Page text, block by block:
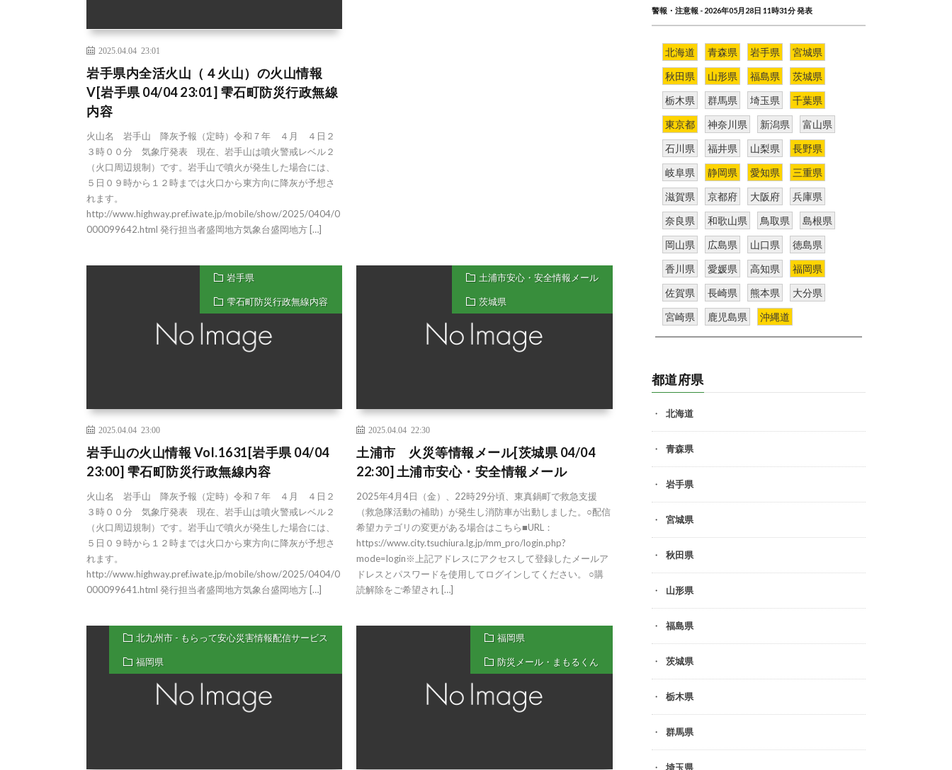
2025.04.04 23:01
岩手県内全活火山（４火山）の火山情報
V[岩手県 04/04 23:01] 雫石町防災行政無線
内容
火山名 岩手山 降灰予報（定時）令和７年 ４月 ４日２
３時００分 気象庁発表 現在、岩手山は噴火警戒レベル２
（火口周辺規制）です。岩手山で噴火が発生した場合には、
５日０９時から１２時までは火口から東方向に降灰が予想さ
れます。
http://www.highway.pref.iwate.jp/mobile/show/2025/0404/0
000099642.html 発行担当者盛岡地方気象台盛岡地方 […]
岩手県
雫石町防災行政無線内容
2025.04.04 23:00
岩手山の火山情報 Vol.1631[岩手県 04/04
23:00] 雫石町防災行政無線内容
火山名 岩手山 降灰予報（定時）令和７年 ４月 ４日２
３時００分 気象庁発表 現在、岩手山は噴火警戒レベル２
（火口周辺規制）です。岩手山で噴火が発生した場合には、
５日０９時から１２時までは火口から東方向に降灰が予想さ
れます。
http://www.highway.pref.iwate.jp/mobile/show/2025/0404/0
000099641.html 発行担当者盛岡地方気象台盛岡地方 […]
土浦市安心・安全情報メール
茨城県
2025.04.04 22:30
土浦市 火災等情報メール[茨城県 04/04
22:30] 土浦市安心・安全情報メール
2025年4月4日（金）、22時29分頃、東真鍋町で救急支援
（救急隊活動の補助）が発生し消防車が出動しました。○配信
希望カテゴリの変更がある場合はこちら■URL：
https://www.city.tsuchiura.lg.jp/mm_pro/login.php?
mode=login※上記アドレスにアクセスして登録したメールア
ドレスとパスワードを使用してログインしてください。 ○購
読解除をご希望され […]
北九州市 - もらって安心災害情報配信サービス
福岡県
福岡県
防災メール・まもるくん
警報・注意報 - 2026年05月28日 11時31分 発表
北海道 青森県 岩手県
宮城県
秋田県
山形県 福島県
茨城県
栃木県
群馬県 埼玉県
千葉県
東京都
神奈川県 新潟県
富山県
石川県
福井県 山梨県
長野県
岐阜県
静岡県 愛知県
三重県
滋賀県
京都府 大阪府
兵庫県
奈良県
和歌山県 鳥取県
島根県
岡山県
広島県 山口県
徳島県
香川県
愛媛県 高知県
福岡県
佐賀県
長崎県 熊本県
大分県
宮崎県
鹿児島県 沖縄道
都道府県
北海道
青森県
岩手県
宮城県
秋田県
山形県
福島県
茨城県
栃木県
群馬県
埼玉県